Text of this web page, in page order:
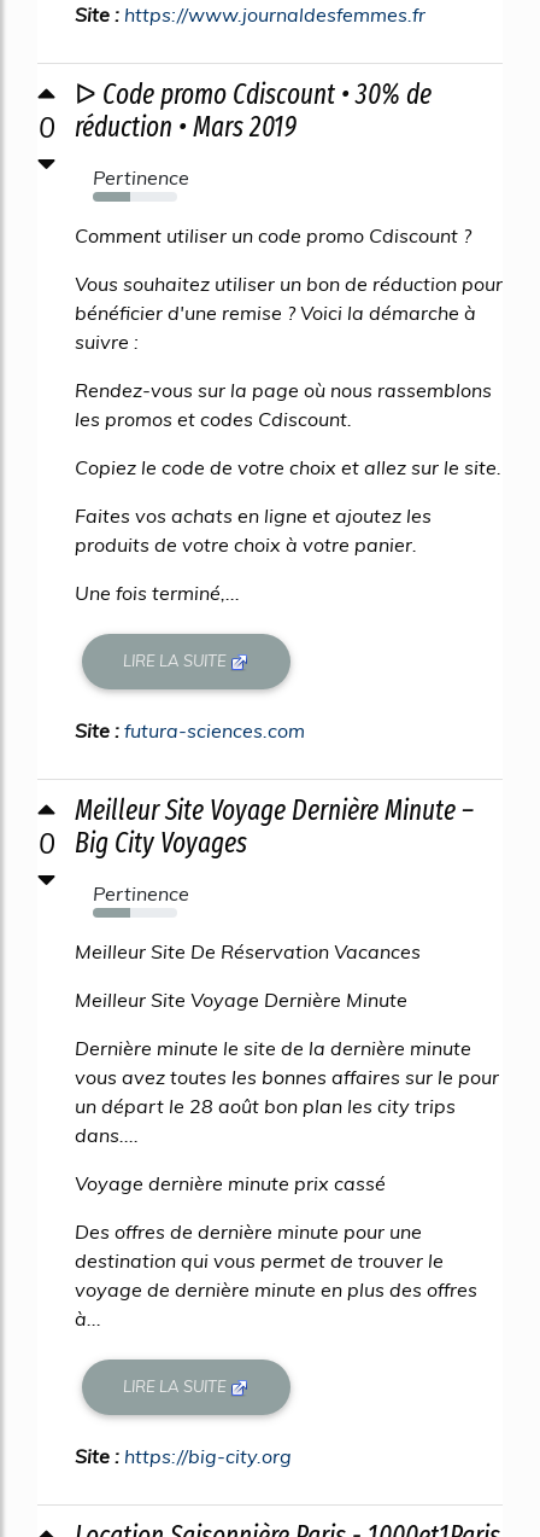
Site : https://www.journaldesfemmes.fr
0
ᐅ Code promo Cdiscount • 30% de
réduction • Mars 2019
Pertinence
44%
Comment utiliser un code promo Cdiscount ?
Vous souhaitez utiliser un bon de réduction pour
bénéficier d'une remise ? Voici la démarche à
suivre :
Rendez-vous sur la page où nous rassemblons
les promos et codes Cdiscount.
Copiez le code de votre choix et allez sur le site.
Faites vos achats en ligne et ajoutez les
produits de votre choix à votre panier.
Une fois terminé,...
LIRE LA SUITE
Site : futura-sciences.com
0
Meilleur Site Voyage Dernière Minute –
Big City Voyages
Pertinence
44%
Meilleur Site De Réservation Vacances
Meilleur Site Voyage Dernière Minute
Dernière minute le site de la dernière minute
vous avez toutes les bonnes affaires sur le pour
un départ le 28 août bon plan les city trips
dans....
Voyage dernière minute prix cassé
Des offres de dernière minute pour une
destination qui vous permet de trouver le
voyage de dernière minute en plus des offres
à...
LIRE LA SUITE
Site : https://big-city.org